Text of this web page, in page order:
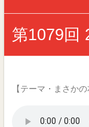
40
ギ
シ
ー
第1079回
【テーマ・まさかの